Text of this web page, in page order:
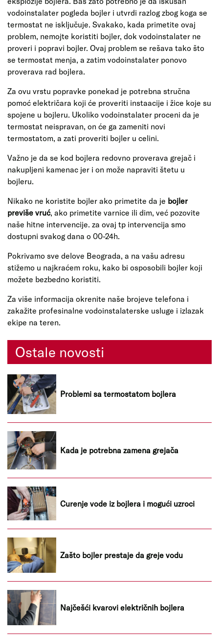
vodoinstalater pogleda bojler i utvrdi razlog zbog koga se
termostat ne isključuje. Svakako, kada primetite ovaj
problem, nemojte koristiti bojler, dok vodoinstalater ne
proveri i popravi bojler. Ovaj problem se rešava tako što
se termostat menja, a zatim vodoinstalater ponovo
proverava rad bojlera.
Za ovu vrstu popravke ponekad je potrebna stručna
pomoć električara koji će proveriti instaacije i žice koje su
spojene u bojleru. Ukoliko vodoinstalater proceni da je
termostat neispravan, on će ga zameniti novi
termostatom, a zati proveriti bojler u celini.
Važno je da se kod bojlera redovno proverava grejač i
nakupljeni kamenac jer i on može napraviti štetu u
bojleru.
Nikako ne koristite bojler ako primetite da je bojler
previše vruć, ako primetite varnice ili dim, već pozovite
naše hitne intervencije. za ovaj tp intervencija smo
dostupni svakog dana o 00-24h.
Pokrivamo sve delove Beograda, a na vašu adresu
stižemo u najkraćem roku, kako bi osposobili bojler koji
možete bezbedno koristiti.
Za više informacija okrenite naše brojeve telefona i
zakažite profesinalne vodoinstalaterske usluge i izlazak
ekipe na teren.
Ostale novosti
Problemi sa termostatom bojlera
Kada je potrebna zamena grejača
Curenje vode iz bojlera i mogući uzroci
Zašto bojler prestaje da greje vodu
Najčešći kvarovi električnih bojlera